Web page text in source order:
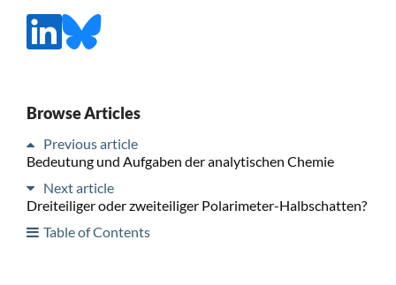
Browse Articles
Previous article
Bedeutung und Aufgaben der analytischen Chemie
Next article
Dreiteiliger oder zweiteiliger Polarimeter-Halbschatten?
Table of Contents